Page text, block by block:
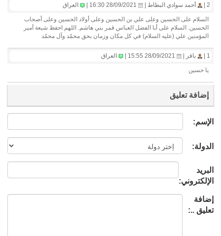
2 | أحمد سوادي البطاط | العراق
السلام على الحسين وعلى علي بن الحسين وعلى أولاد الحسين وعلى أصحاب
الحسين. السلام على أبا الفضل العباس قمر بني هاشم. اللهم احفظ شيعة أمير
المؤمنين علي (عليه السلام) في كل مكان وزمان بحق محمّد وآل محمّد
1 | باقر | العراق
يا حسين
إضافة تعليق
الإسم:
الدولة:
البريد
الإلكتروني:
إضافة
تعليق ..: